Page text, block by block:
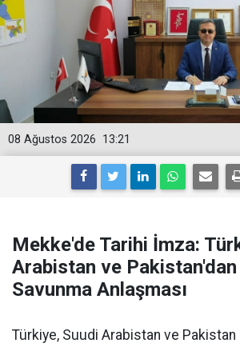
13:21
08 Ağustos 2026
Mekke'de Tarihi İmza:
Arabistan ve
Savunma Anlaşması
Türkiye, Suudi Arabistan ve Pakistan